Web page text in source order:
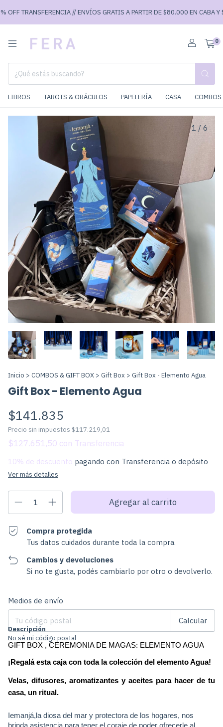
TRANSFERENCIA // ENVÍOS GRATIS A PARTIR DE $80.000 EN CABA Y
0
LIBROS TAROTS & ORÁCULOS PAPELERÍA CASA
1 / 6
Inicio > COMBOS & GIFT BOX > Gift Box > Gift Box - Elemento Agua
Gift Box - Elemento Agua
$141.835
Precio sin impuestos $117.219,01
$127.651,50 con
10% de descuento pagando con Transferencia o depósito
Ver más detalles
Compra protegida
Tus datos cuidados durante toda la compra.
Cambios y devoluciones
Si no te gusta, podés cambiarlo por otro o devolverlo.
Entregas para el CP:
Medios de envío
Calcular
No sé mi código postal
Descripción
GIFT BOX , CEREMONIA DE MAGAS: ELEMENTO AGUA
¡Regalá esta caja con toda la colección del elemento Agua!
Velas, difusores, aromatizantes y aceites para hacer de tu
casa, un ritual.
Iemanjá,la diosa del mar y protectora de los hogares, nos